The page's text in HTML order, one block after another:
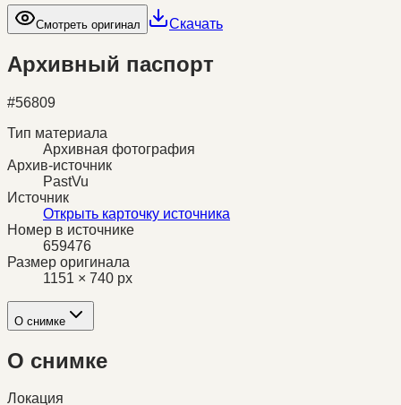
Смотреть оригинал Скачать
Архивный паспорт
#56809
Тип материала
Архивная фотография
Архив-источник
PastVu
Источник
Открыть карточку источника
Номер в источнике
659476
Размер оригинала
1151 × 740 px
О снимке
О снимке
Локация